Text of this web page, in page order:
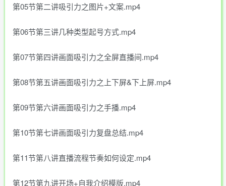
第05节第二讲吸引力之图片+文案.mp4
第06节第三讲几种类型起号方式.mp4
第07节第四讲画面吸引力之全屏直播间.mp4
第08节第五讲画面吸引力之上下屏&下上屏.mp4
第09节第六讲画面吸引力之手播.mp4
第10节第七讲画面吸引力复盘总结.mp4
第11节第八讲直播流程节奏如何设定.mp4
第12节第九讲开场+自我介绍模版.mp4